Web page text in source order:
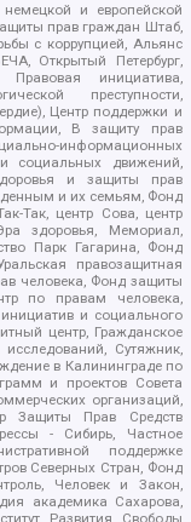
и европейской
прав граждан Штаб,
с коррупцией, Альянс
Открытый Петербург,
Правовая инициатива,
преступности,
Центр поддержки и
В защиту прав
информационных
социальных движений,
и защиты прав
и их семьям, Фонд
Так, центр Сова, центр
здоровья, Мемориал,
Парк Гагарина, Фонд
правозащитная
человека, Фонд защиты
по правам человека,
и социального
центр, Гражданское
Сутяжник,
в Калининграде по
и проектов Совета
организаций,
Защиты Прав Средств
- Сибирь, Частное
поддержке
Северных Стран, Фонд
Человек и Закон,
академика Сахарова,
Развития Свободы